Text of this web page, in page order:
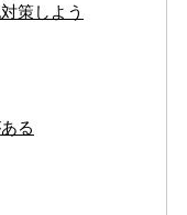
策しよう
る